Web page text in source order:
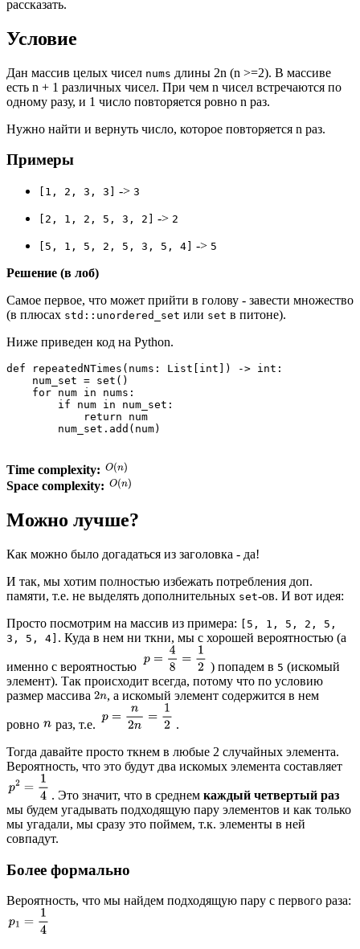
рассказать.
Условие
Дан массив целых чисел nums длины 2n (n >=2). В массиве
есть n + 1 различных чисел. При чем n чисел встречаются по
одному разу, и 1 число повторяется ровно n раз.
Нужно найти и вернуть число, которое повторяется n раз.
Примеры
[1, 2, 3, 3] -> 3
[2, 1, 2, 5, 3, 2] -> 2
[5, 1, 5, 2, 5, 3, 5, 4] -> 5
Решение (в лоб)
Самое первое, что может прийти в голову - завести множество
(в плюсах std::unordered_set или set в питоне).
Ниже приведен код на Python.
def repeatedNTimes(nums: List[int]) -> int:
    num_set = set()
    for num in nums:
        if num in num_set:
            return num
Time complexity:
Space complexity:
Можно лучше?
Как можно было догадаться из заголовка - да!
И так, мы хотим полностью избежать потребления доп.
памяти, т.е. не выделять дополнительных set-ов. И вот идея:
Просто посмотрим на массив из примера:
[5, 1, 5, 2, 5,
3, 5, 4] . Куда в нем ни ткни, мы с хорошей вероятностью (а
именно с вероятностью ) попадем в 5 (искомый
элемент). Так происходит всегда, потому что по условию
размер массива
, а искомый элемент содержится в нем
ровно раз, т.е.
.
Тогда давайте просто ткнем в любые 2 случайных элемента.
Вероятность, что это будут два искомых элемента составляет
. Это значит, что в среднем каждый четвертый раз
мы будем угадывать подходящую пару элементов и как только
мы угадали, мы сразу это поймем, т.к. элементы в ней
совпадут.
Более формально
Вероятность, что мы найдем подходящую пару с первого раза: